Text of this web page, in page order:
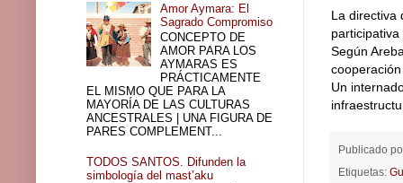
La directiva
Según
Un
Publicado
Etiquetas:
Amor Aymara: El
Sagrado Compromiso
CONCEPTO DE
AMOR PARA LOS
AYMARAS ES
PRÁCTICAMENTE
EL MISMO QUE PARA LA
MAYORÍA DE LAS CULTURAS
ANCESTRALES | UNA FIGURA DE
PARES COMPLEMENT...
TODOS SANTOS. Difunden la
simbología del mast’aku